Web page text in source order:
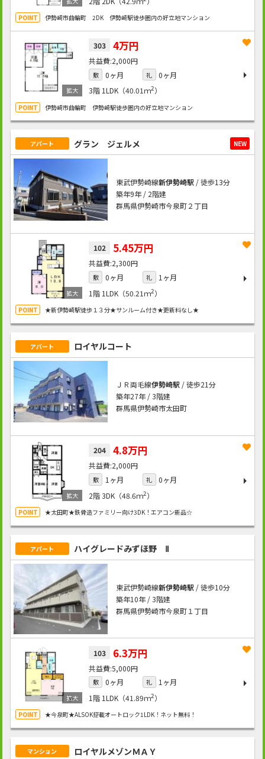
伊勢崎市曲輪町 2DK 伊勢崎駅徒歩圏内の好立地マンション
303 4万円
2,000円
敷 0ヶ月 礼
0ヶ月
3階 1LDK（40.01ｍ2）
伊勢崎市曲輪町 伊勢崎駅徒歩圏内の好立地マンション
アパート グラン ジェルメ NEW
東武伊勢崎線新伊勢崎駅/ 徒歩13分
築年9年 / 2階建
群馬県伊勢崎市今泉町２丁目
102 5.45万円
2,300円
敷 0ヶ月 礼
1ヶ月
1階 1LDK（50.21ｍ2）
★新伊勢崎駅徒歩１３分★サンルーム付き★更新料なし★
アパート ロイヤルコート
ＪＲ両毛線伊勢崎駅/ 徒歩21分
築年27年 / 3階建
群馬県伊勢崎市太田町
204 4.8万円
2,000円
敷 1ヶ月 礼
0ヶ月
2階3DK（48.6ｍ2）
★太田町★鉄骨造ファミリー向け3DK！エアコン新品☆
アパート ハイグレードみずほ野 Ⅱ
東武伊勢崎線新伊勢崎駅/ 徒歩10分
築年10年 / 3階建
群馬県伊勢崎市今泉町１丁目
103 6.3万円
5,000円
敷 0ヶ月 礼
1ヶ月
1階 1LDK（41.89ｍ2）
★今泉町★ALSOK搭載オートロック1LDK！ネット無料！
マンション ロイヤルメゾンＭＡＹ